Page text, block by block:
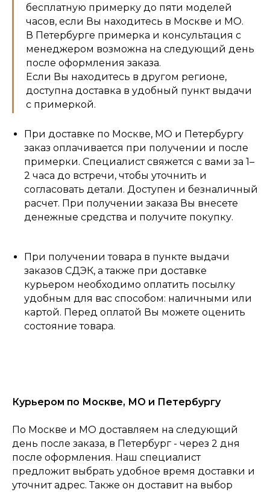
Главная Каталог
Консультация Корзина
бесплатную примерку до пяти моделей
часов, если Вы находитесь в Москве и МО.
В Петербурге примерка и консультация с
менеджером возможна на следующий день
после оформления заказа.
Если Вы находитесь в другом регионе,
доступна доставка в удобный пункт выдачи
с примеркой.
При доставке по Москве, МО и Петербургу
заказ оплачивается при получении и после
примерки. Специалист свяжется с вами за 1–
2 часа до встречи, чтобы уточнить и
согласовать детали. Доступен и безналичный
расчет. При получении заказа Вы внесете
денежные средства и получите покупку.
При получении товара в пункте выдачи
заказов СДЭК, а также при доставке
курьером необходимо оплатить посылку
удобным для вас способом: наличными или
картой. Перед оплатой Вы можете оценить
состояние товара.
Курьером по Москве, МО и Петербургу
По Москве и МО доставляем на следующий
день после заказа, в Петербург - через 2 дня
после оформления. Наш специалист
предложит выбрать удобное время доставки и
уточнит адрес. Также он доставит на выбор